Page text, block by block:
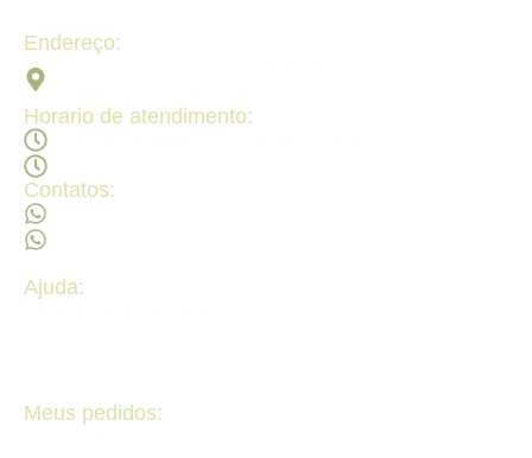
Endereço:
Horario de atendimento:
Contatos:
Ajuda:
Meus pedidos: